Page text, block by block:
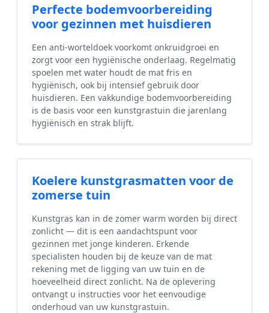
Perfecte bodemvoorbereiding
voor gezinnen met huisdieren
Een anti-worteldoek voorkomt onkruidgroei en
zorgt voor een hygiënische onderlaag. Regelmatig
spoelen met water houdt de mat fris en
hygiënisch, ook bij intensief gebruik door
huisdieren. Een vakkundige bodemvoorbereiding
is de basis voor een kunstgrastuin die jarenlang
hygiënisch en strak blijft.
Koelere kunstgrasmatten voor de
zomerse tuin
Kunstgras kan in de zomer warm worden bij direct
zonlicht — dit is een aandachtspunt voor
gezinnen met jonge kinderen. Erkende
specialisten houden bij de keuze van de mat
rekening met de ligging van uw tuin en de
hoeveelheid direct zonlicht. Na de oplevering
ontvangt u instructies voor het eenvoudige
onderhoud van uw kunstgrastuin.